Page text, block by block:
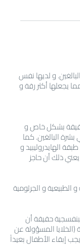
البالغين. و لديها نفس
يجعلها أكثر رقة و
رقيقة بشكل خاص و
البالغين. كما
الهايدروليبيد و
ذلك أن حاجز
و الجرثومية
حقيقة أن
المسؤولة عن
إبقاء الأطفال بعيداً